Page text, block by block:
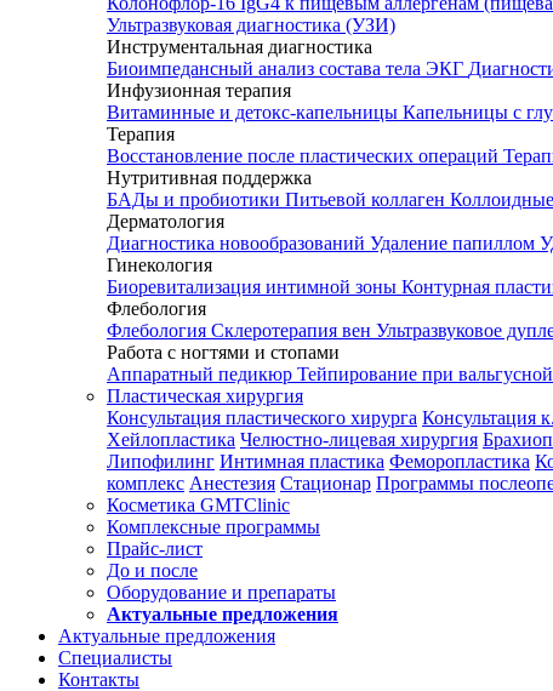
Ультразвуковая диагностика (УЗИ)
Инструментальная диагностика
Биоимпедансный анализ состава тела ЭКГ
Инфузионная терапия
Витаминные и детокс-капельницы Капельницы с
Терапия
Восстановление после пластических операций
Нутритивная поддержка
БАДы и пробиотики Питьевой коллаген
Дерматология
Диагностика новообразований Удаление папиллом
Гинекология
Биоревитализация интимной зоны Контурная
Флебология
Флебология Склеротерапия вен Ультразвуковое
Работа с ногтями и стопами
Аппаратный педикюр Тейпирование при
Пластическая хирургия
Консультация пластического хирурга Консультация
Хейлопластика Челюстно-лицевая хирургия
Липофилинг Интимная пластика Феморопластика
комплекс Анестезия Стационар Программы
Косметика GMTClinic
Комплексные программы
Прайс-лист
До и после
Оборудование и препараты
Актуальные предложения
Актуальные предложения
Специалисты
Контакты